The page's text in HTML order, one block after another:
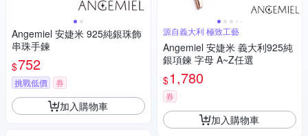
Angemiel 安婕米 925純銀珠飾
串珠手鍊
$752
挑戰低價 券
加入購物車
源自義大利 極致工藝
Angemiel 安婕米 義大利925純
銀項鍊 字母 A~Z任選
$1,780
券
加入購物車